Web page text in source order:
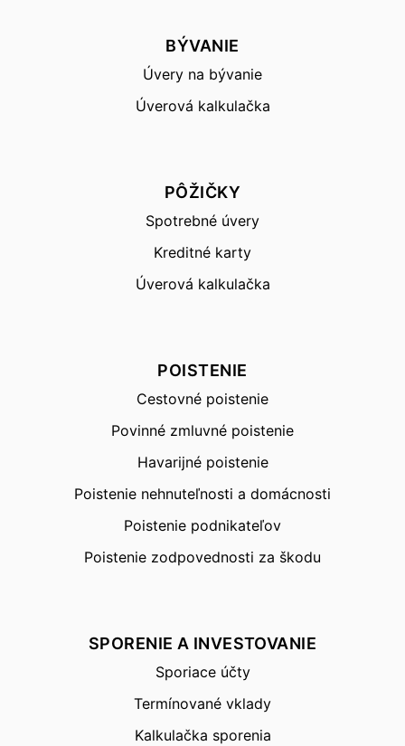
BÝVANIE
Úvery na bývanie
Úverová kalkulačka
PÔŽIČKY
Spotrebné úvery
Kreditné karty
Úverová kalkulačka
POISTENIE
Cestovné poistenie
Povinné zmluvné poistenie
Havarijné poistenie
Poistenie nehnuteľnosti a domácnosti
Poistenie podnikateľov
Poistenie zodpovednosti za škodu
SPORENIE A INVESTOVANIE
Sporiace účty
Termínované vklady
Kalkulačka sporenia